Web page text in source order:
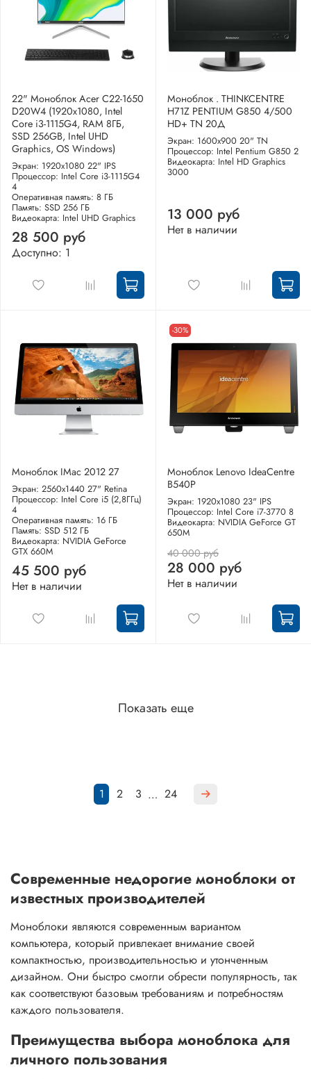
22" Моноблок Acer C22-1650
D20W4 (1920x1080, Intel
Core i3-1115G4, RAM 8ГБ,
SSD 256GB, Intel UHD
Graphics, OS Windows)
Экран: 1920x1080 22" IPS
Процессор: Intel Core i3-1115G4
4
Оперативная память: 8 ГБ
Память: SSD 256 ГБ
Видеокарта: Intel UHD Graphics
28 500 руб
Доступно: 1
Моноблок . THINKCENTRE
H71Z PENTIUM G850 4/500
HD+ TN 20Д
Экран: 1600x900 20" TN
Процессор: Intel Pentium G850 2
Видеокарта: Intel HD Graphics
3000
13 000 руб
Нет в наличии
Моноблок IMac 2012 27
Экран: 2560x1440 27" Retina
Процессор: Intel Core i5 (2,8ГГц)
4
Оперативная память: 16 ГБ
Память: SSD 512 ГБ
Видеокарта: NVIDIA GeForce
GTX 660M
45 500 руб
Нет в наличии
-30%
Моноблок Lenovo IdeaCentre
B540P
Экран: 1920x1080 23" IPS
Процессор: Intel Core i7-3770 8
Видеокарта: NVIDIA GeForce GT
650M
40 000 руб
28 000 руб
Нет в наличии
Показать еще
1 2 3 … 24
Современные недорогие моноблоки от
известных производителей
Моноблоки являются современным вариантом
компьютера, который привлекает внимание своей
компактностью, производительностью и утонченным
дизайном. Они быстро смогли обрести популярность, так
как соответствуют базовым требованиям и потребностям
каждого пользователя.
Преимущества выбора моноблока для
личного пользования